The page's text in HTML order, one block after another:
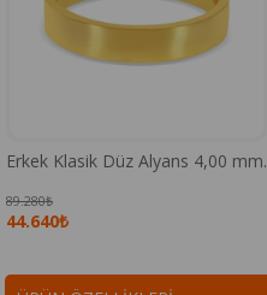
Erkek Klasik Düz Alyans 4,00 mm.
44.640₺
89.280₺